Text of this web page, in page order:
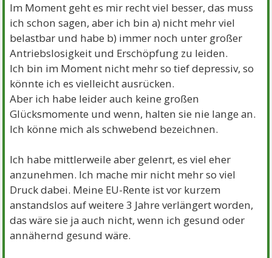
Im Moment geht es mir recht viel besser, das muss
ich schon sagen, aber ich bin a) nicht mehr viel
belastbar und habe b) immer noch unter großer
Antriebslosigkeit und Erschöpfung zu leiden.
Ich bin im Moment nicht mehr so tief depressiv, so
könnte ich es vielleicht ausrücken.
Aber ich habe leider auch keine großen
Glücksmomente und wenn, halten sie nie lange an.
Ich könne mich als schwebend bezeichnen.
Ich habe mittlerweile aber gelenrt, es viel eher
anzunehmen. Ich mache mir nicht mehr so viel
Druck dabei. Meine EU-Rente ist vor kurzem
anstandslos auf weitere 3 Jahre verlängert worden,
das wäre sie ja auch nicht, wenn ich gesund oder
annähernd gesund wäre.